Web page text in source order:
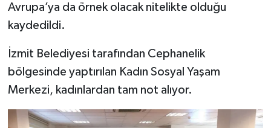
Avrupa’ya da örnek olacak nitelikte olduğu
kaydedildi.
İzmit Belediyesi tarafından Cephanelik
bölgesinde yaptırılan Kadın Sosyal Yaşam
Merkezi, kadınlardan tam not alıyor.